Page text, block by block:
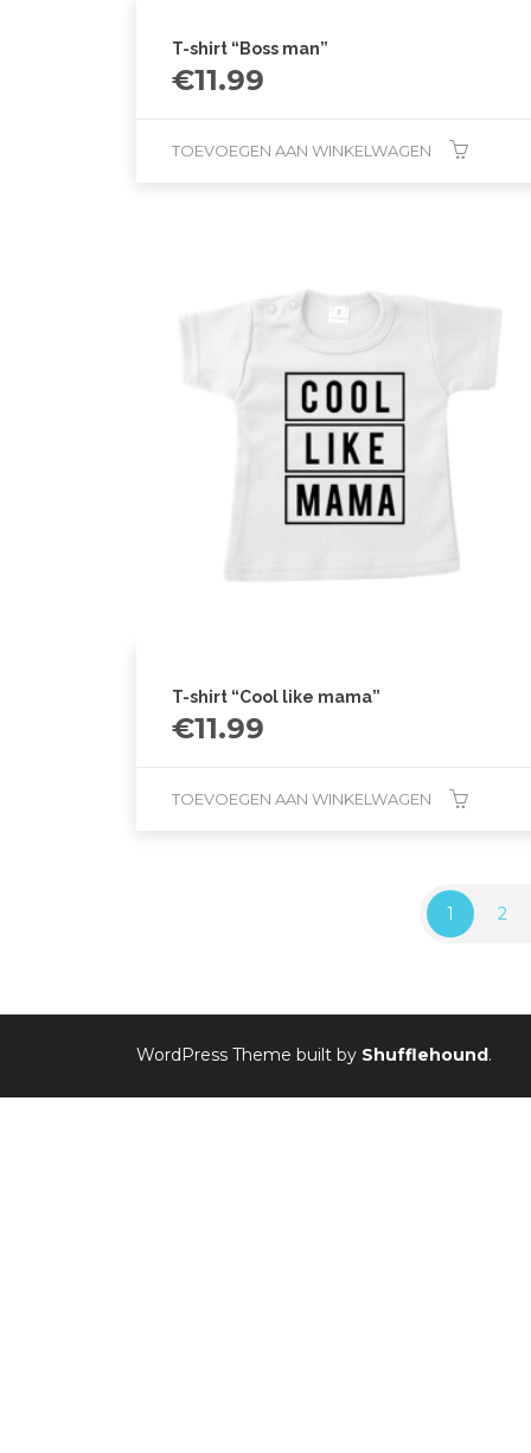
T-shirt “Boss man”
€11.99
TOEVOEGEN AAN WINKELWAGEN
T-shirt “Cool like mama”
€11.99
TOEVOEGEN AAN WINKELWAGEN
1 2
WordPress Theme built by Shufflehound.